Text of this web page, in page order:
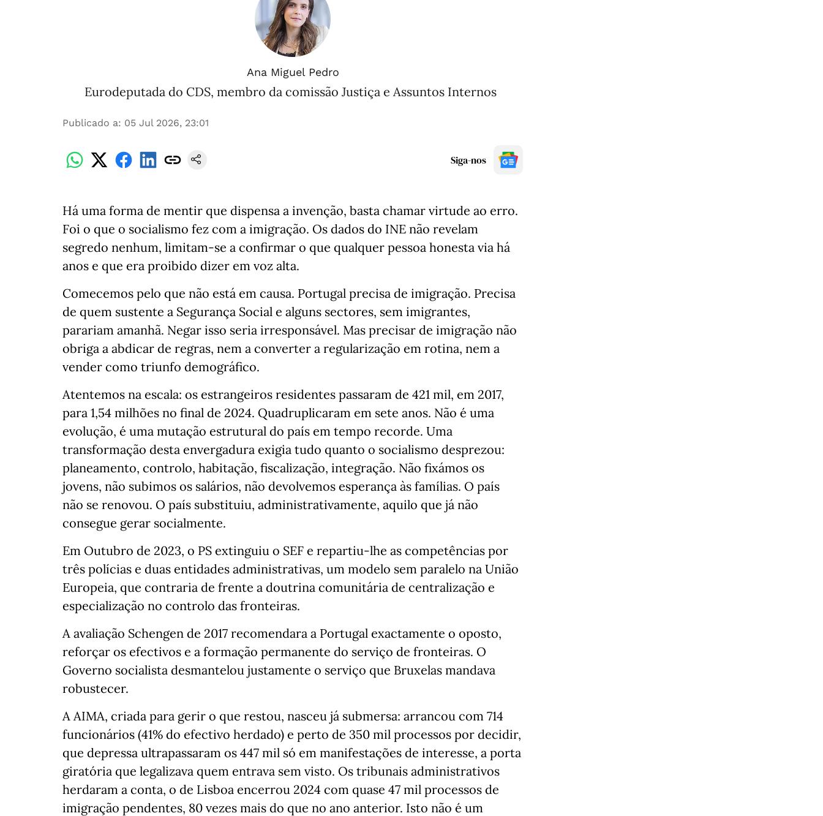
Ana Miguel Pedro
Eurodeputada do CDS, membro da comissão Justiça e Assuntos Internos
Publicado a: 05 Jul 2026, 23:01
Siga-nos
Há uma forma de mentir que dispensa a invenção, basta chamar virtude ao erro.
Foi o que o socialismo fez com a imigração. Os dados do INE não revelam
segredo nenhum, limitam-se a confirmar o que qualquer pessoa honesta via há
anos e que era proibido dizer em voz alta.
Comecemos pelo que não está em causa. Portugal precisa de imigração. Precisa
de quem sustente a Segurança Social e alguns sectores, sem imigrantes,
parariam amanhã. Negar isso seria irresponsável. Mas precisar de imigração não
obriga a abdicar de regras, nem a converter a regularização em rotina, nem a
vender como triunfo demográfico.
Atentemos na escala: os estrangeiros residentes passaram de 421 mil, em 2017,
para 1,54 milhões no final de 2024. Quadruplicaram em sete anos. Não é uma
evolução, é uma mutação estrutural do país em tempo recorde. Uma
transformação desta envergadura exigia tudo quanto o socialismo desprezou:
planeamento, controlo, habitação, fiscalização, integração. Não fixámos os
jovens, não subimos os salários, não devolvemos esperança às famílias. O país
não se renovou. O país substituiu, administrativamente, aquilo que já não
consegue gerar socialmente.
Em Outubro de 2023, o PS extinguiu o SEF e repartiu-lhe as competências por
três polícias e duas entidades administrativas, um modelo sem paralelo na União
Europeia, que contraria de frente a doutrina comunitária de centralização e
especialização no controlo das fronteiras.
A avaliação Schengen de 2017 recomendara a Portugal exactamente o oposto,
reforçar os efectivos e a formação permanente do serviço de fronteiras. O
Governo socialista desmantelou justamente o serviço que Bruxelas mandava
robustecer.
A AIMA, criada para gerir o que restou, nasceu já submersa: arrancou com 714
funcionários (41% do efectivo herdado) e perto de 350 mil processos por decidir,
que depressa ultrapassaram os 447 mil só em manifestações de interesse, a porta
giratória que legalizava quem entrava sem visto. Os tribunais administrativos
herdaram a conta, o de Lisboa encerrou 2024 com quase 47 mil processos de
imigração pendentes, 80 vezes mais do que no ano anterior. Isto não é um